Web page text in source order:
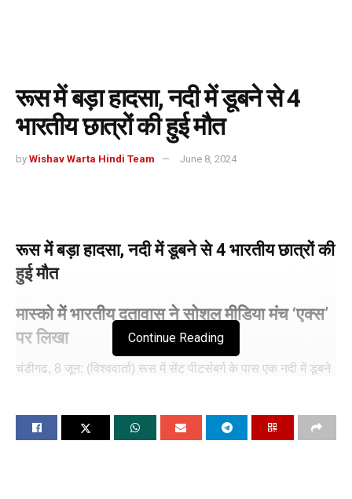
रूस में बड़ा हादसा, नदी में डूबने से 4
भारतीय छात्रों की हुई मौत
by Wishav Warta Hindi Team June 8, 2024
रूस में बड़ा हादसा, नदी में डूबने से 4 भारतीय छात्रों की
हुई मौत
मास्को में भारतीय दूतावास ने सोशल मीडिया मंच ‘एक्स’
पर लिखा
चंडीगढ, 8 जून: (विश्ववार्ता) रूस में सेंट पीटर्सबर्ग के पास एक नदी में डूबने
संपर्क में हैं। चारों छात्र वेलिकी नोवगोरोद शहर में स्थित नोवगोरोद स्टेट
Continue Reading